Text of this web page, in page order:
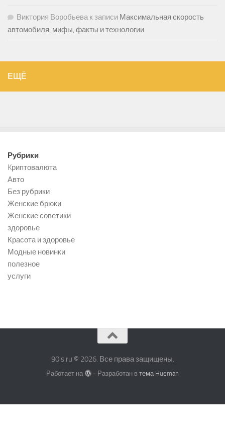
Виктория Воробьевак записи Максимальная скорость
автомобиля: мифы, факты и технологии
ЕЩЁ
Рубрики
Kриптовалюта
Авто
Без рубрики
Женские брюки
Женские советики
здоровье
Красота и здоровье
Модные новинки
полезное
услуги
90is.ru © 2026. Все права защищены.
Работает на - Разработан в тема Hueman